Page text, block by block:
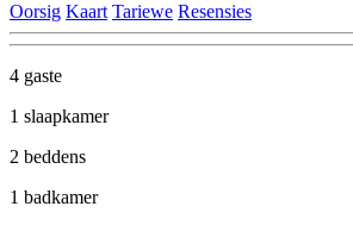
Oorsig Kaart Tariewe Resensies
4 gaste
1 slaapkamer
2 beddens
1 badkamer